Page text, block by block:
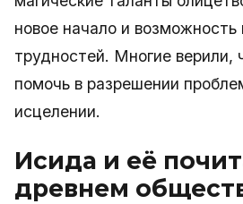
новое начало и возможность
трудностей. Многие
помочь в разрешении
исцелении.
Исида и её
древнем